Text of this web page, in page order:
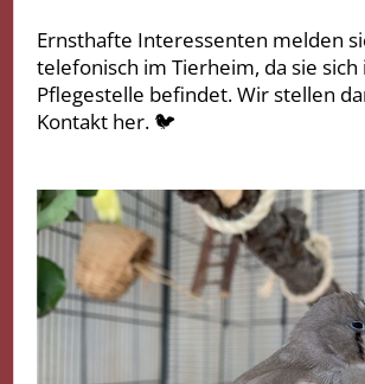
Ernsthafte Interessenten melden
telefonisch im Tierheim, da sie
Pflegestelle befindet. Wir stellen
Kontakt her. 🐦